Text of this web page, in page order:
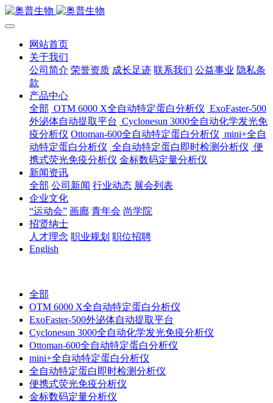
网站首页
关于我们
公司简介 荣誉资质 成长足迹 联系我们 公益事业 隐私条
款
产品中心
全部 OTM 6000 X全自动特定蛋白分析仪 ExoFaster-500
外泌体自动提取平台 Cyclonesun 3000全自动化学发光免
疫分析仪 Ottoman-600全自动特定蛋白分析仪 mini+全自
动特定蛋白分析仪 全自动特定蛋白即时检测分析仪 便
携式荧光免疫分析仪 金标数码定量分析仪
新闻资讯
全部 公司新闻 行业动态 展会列表
企业文化
“运动会” 画廊 青年会 尚学院
招贤纳士
人才理念 职业规划 职位招聘
English
全部
OTM 6000 X全自动特定蛋白分析仪
ExoFaster-500外泌体自动提取平台
Cyclonesun 3000全自动化学发光免疫分析仪
Ottoman-600全自动特定蛋白分析仪
mini+全自动特定蛋白分析仪
全自动特定蛋白即时检测分析仪
便携式荧光免疫分析仪
金标数码定量分析仪